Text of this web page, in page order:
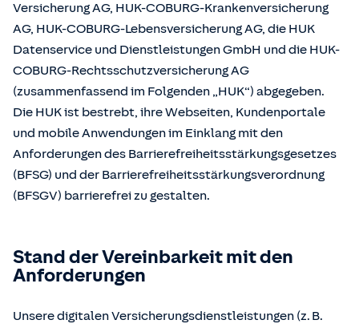
Versicherung AG, HUK-COBURG-Krankenversicherung
AG, HUK-COBURG-Lebensversicherung AG, die HUK
Datenservice und Dienstleistungen GmbH und die HUK-
COBURG-Rechtsschutzversicherung AG
(zusammenfassend im Folgenden „HUK“) abgegeben.
Die HUK ist bestrebt, ihre Webseiten, Kundenportale
und mobile Anwendungen im Einklang mit den
Anforderungen des Barrierefreiheitsstärkungsgesetzes
(BFSG) und der Barrierefreiheitsstärkungsverordnung
(BFSGV) barrierefrei zu gestalten.
Stand der Vereinbarkeit mit den
Anforderungen
Unsere digitalen Versicherungsdienstleistungen (z. B.